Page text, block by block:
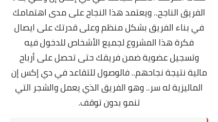
الفريق الناجح.. ويعتمد هذا النجاح على مدى اهتمامك
في بناء الفريق بشكل منظم وعلى قدرتك على ايصال
فكرة هذا المشروع لجميع الأشخاص للدخول فيه
وتسجيل عضوية ضمن فريقك حتى تحصل على أرباح
مالية نتيجة نجاحهم.. فالوصول للتقاعد في دي إكس إن
الماليزية له سر.. وهو الفريق الذي يعمل والشجر التي
تنمو بدون توقف.